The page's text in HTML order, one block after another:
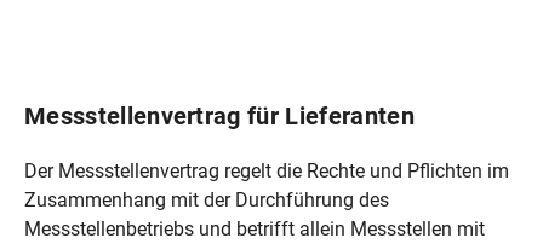
Messstellenvertrag für Lieferanten
Der Messstellenvertrag regelt die Rechte und Pflichten im
Zusammenhang mit der Durchführung des
Messstellenbetriebs und betrifft allein Messstellen mit